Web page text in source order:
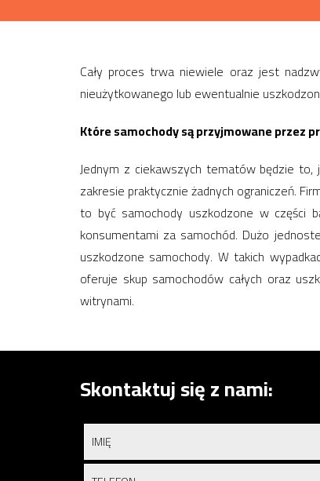
Cały proces trwa niewiele oraz jest
nieużytkowanego lub ewentualnie
Które samochody są przyjmowane przez
Jednym z ciekawszych tematów będzie
zakresie praktycznie żadnych ograniczeń.
to być samochody uszkodzone w części
konsumentami za samochód. Dużo
uszkodzone samochody. W takich
oferuje skup samochodów całych oraz
witrynami.
Skontaktuj się z nami: